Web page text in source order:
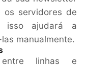
os servidores de
isso ajudará a
manualmente.
entre linhas e